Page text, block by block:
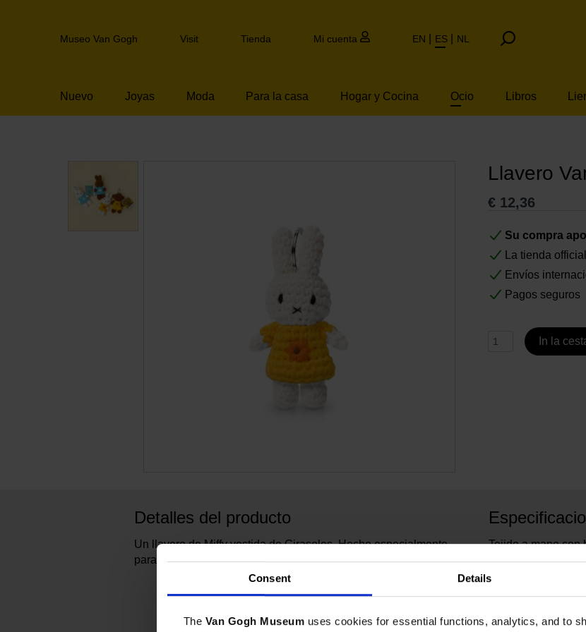
Consent Details
The Van Gogh Museum uses cookies for essential functions, analytics, and to
to
Header
Museo Van Gogh Visit Tienda Mi cuenta EN ES NL
Nuevo Joyas Moda Para la casa Hogar y Cocina Ocio Libros
Llavero
€ 12,36
Su compra
La tienda
Envíos
Pagos seguros
In la
Detalles del producto
Un llavero de Miffy vestida de Girasoles. Hecho especialmente
para el Museo Van Gogh por Just Dutch.
Tejido a mano con
No. de artículo: